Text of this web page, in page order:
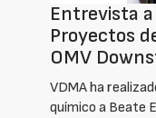
Entrevista
Proyectos
OMV
VDMA ha
químico a Beate